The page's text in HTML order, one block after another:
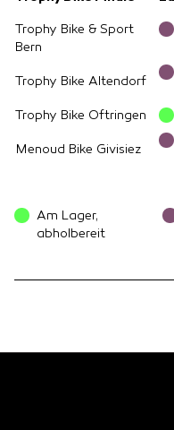
Trophy Bike & Sport
Bern
Trophy Bike Altendorf
Trophy Bike Oftringen
Menoud Bike Givisiez
Am Lager,
abholbereit